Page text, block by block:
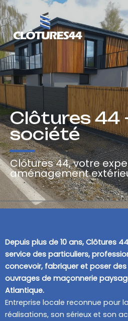
Aller
au
contenu
Clôtures 44
société
Clôtures 44, votre
aménagement
Depuis plus de 10 ans, Clôtures
service des particuliers,
concevoir, fabriquer et poser
ouvrages de maçonnerie
Atlantique.
Entreprise locale reconnue pour
réalisations, son sérieux et son